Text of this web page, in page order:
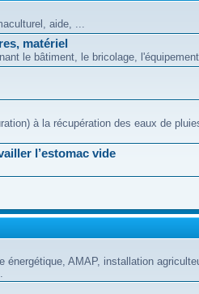
aide, ...
matériel
le bâtiment, le bricolage, l'équipement
à la récupération des eaux de
l’estomac vide
énergétique, AMAP, installation